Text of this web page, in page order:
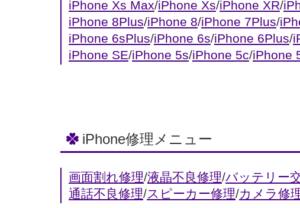
iPhone Xs Max/iPhone Xs/iPhone XR/
iPhone 8Plus/iPhone 8/iPhone 7Plus/
iPhone 6sPlus/iPhone 6s/iPhone 6Plus/
iPhone SE/iPhone 5s/iPhone 5c/iPhone
iPhone修理メニュー
画面割れ修理/液晶不良修理/バッテリー
通話不良修理/スピーカー修理/カメラ修